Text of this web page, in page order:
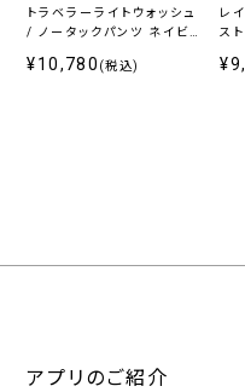
トラベラーライトウォッシュ
/ ノータックパンツ ネイビ
¥10,780 (税込)
レ
ス
アプリのご紹介